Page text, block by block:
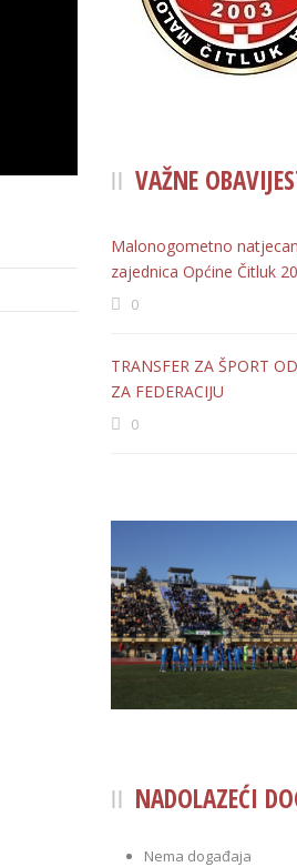
VAŽNE
Malonogometno
zajednica Općine Čitluk
0
TRANSFER ZA ŠPORT
ZA FEDERACIJU
0
NADOLAZEĆI
Nema događaja